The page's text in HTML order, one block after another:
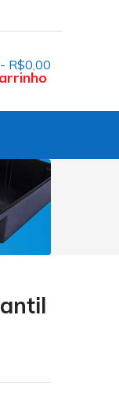
R$0,00